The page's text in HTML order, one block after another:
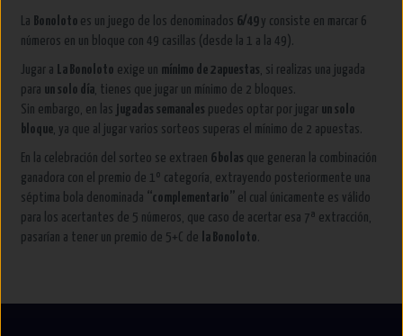
La Bonoloto es un juego de los denominados 6/49y consiste en marcar 6
números en un bloque con 49 casillas (desde la 1 a la 49).
Jugar a La Bonoloto exige un mínimo de 2 apuestas, si realizas una jugada
para un solo día, tienes que jugar un mínimo de 2 bloques.
Sin embargo, en las jugadas semanales puedes optar por jugar un solo
bloque, ya que al jugar varios sorteos superas el mínimo de 2 apuestas.
En la celebración del sorteo se extraen 6 bolas que generan la combinación
ganadora con el premio de 1º categoría, extrayendo posteriormente una
séptima bola denominada
“complementario” el cual únicamente es válido
para los acertantes de 5 números, que caso de acertar esa 7ª extracción,
pasarían a tener un premio de 5+C de la Bonoloto.